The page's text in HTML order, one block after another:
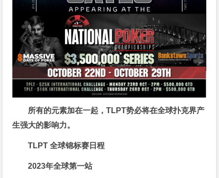
所有的元素加在一起，TLPT势必将在全球扑克界产
生强大的影响力。
TLPT 全球锦标赛日程
2023年全球第一站